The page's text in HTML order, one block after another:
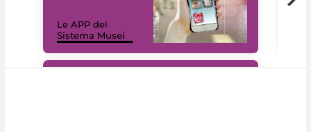
Le APP del
Sistema Musei